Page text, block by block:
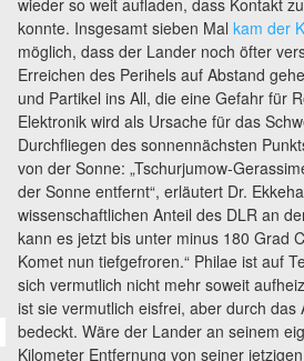
wieder so weit aufladen, dass Kontakt
konnte. Insgesamt sieben Mal kam der
möglich, dass der Lander noch öfter
Erreichen des Perihels auf Abstand
und Partikel ins All, die eine Gefahr für
Elektronik wird als Ursache für das
Durchfliegen des sonnennächsten
von der Sonne: „Tschurjumow-
der Sonne entfernt“, erläutert Dr.
wissenschaftlichen Anteil des DLR an
kann es jetzt bis unter minus 180 Grad
Komet nun tiefgefroren.“ Philae ist auf
sich vermutlich nicht mehr soweit
ist sie vermutlich eisfrei, aber durch
bedeckt. Wäre der Lander an seinem
Kilometer Entfernung von seiner